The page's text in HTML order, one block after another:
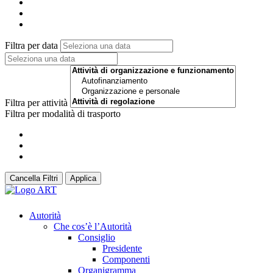
Filtra per data
Filtra per attività
Filtra per modalità di trasporto
Cancella Filtri Applica
Autorità
Che cos’è l’Autorità
Consiglio
Presidente
Componenti
Organigramma